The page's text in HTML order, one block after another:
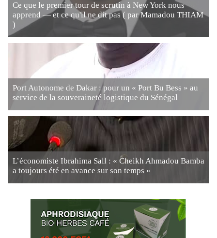
Ce que le premier tour de scrutin à New York nous
apprend — et ce qu'il ne dit pas ( par Mamadou THIAM
)
Port Autonome de Dakar : pour un « Port Bu Bess » au
service de la souveraineté logistique du Sénégal
L’économiste Ibrahima Sall : « Cheikh Ahmadou Bamba
a toujours été en avance sur son temps »